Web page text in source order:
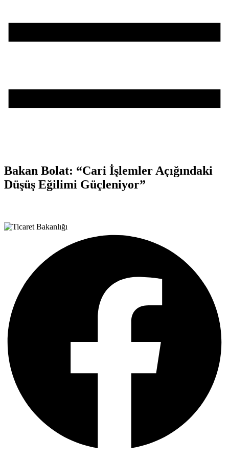
Bakan Bolat: “Cari İşlemler Açığındaki
Düşüş Eğilimi Güçleniyor”